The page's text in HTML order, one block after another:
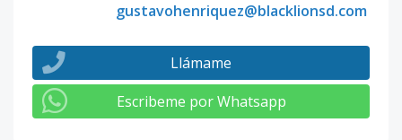
gustavohenriquez@blacklionsd.com
Llámame
Escribeme por Whatsapp